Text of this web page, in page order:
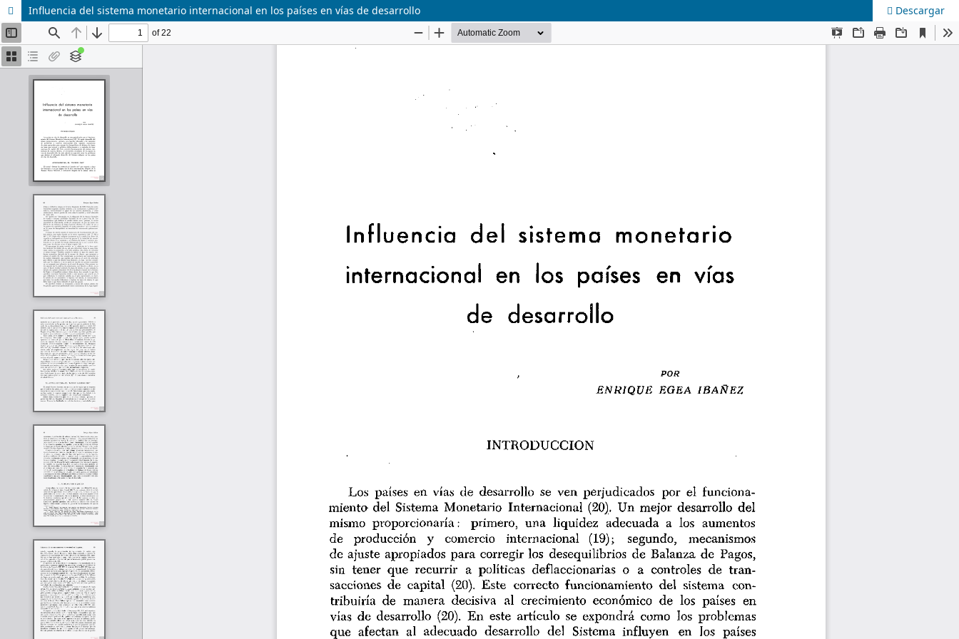
Influencia del sistema monetario internacional en los países en vías de desarrollo Descargar